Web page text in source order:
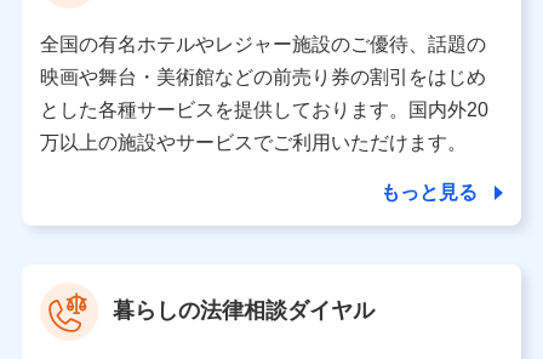
管理」の設定状態にかかわらず、共同利用する場合があ
ります。
※ dポイントクラブ会員ではないお客さま（2019年12
月11日以降、一度もdポイントクラブ会員であったこと
がないお客さまに限る）に関する、2019年12月10日以
前に取得した個人データは、こちら の利用目的の範囲内
す。
【共同して利用される利用データの項目】
全国の有名ホテルやレジャー施設のご優待、話題の
映画や舞台・美術館などの前売り券の割引をはじめ
とした各種サービスを提供しております。国内外20
万以上の施設やサービスでご利用いただけます。
もっと見る
暮らしの法律相談ダイヤル